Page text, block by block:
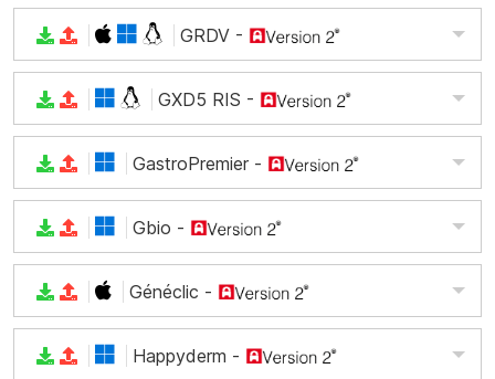
GRDV -
GXD5 RIS -
GastroPremier -
Gbio -
Généclic -
Happyderm -